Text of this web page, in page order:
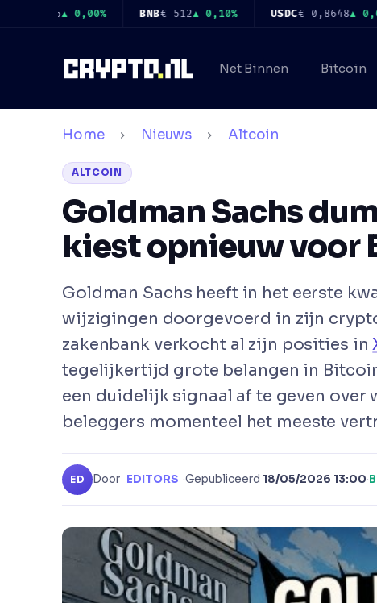
▲ 0,00% € 512▲ 0,10% € 0,8648▲ 0,00%
Net Binnen Bitcoin
Home Nieuws Altcoin
ALTCOIN
Goldman Sachs
kiest opnieuw voor
Goldman Sachs heeft in het eerste
wijzigingen doorgevoerd in zijn
zakenbank verkocht al zijn posities in
tegelijkertijd grote belangen in
een duidelijk signaal af te geven
beleggers momenteel het meeste
ED Door EDITORS ·Gepubliceerd 18/05/2026 13:00·